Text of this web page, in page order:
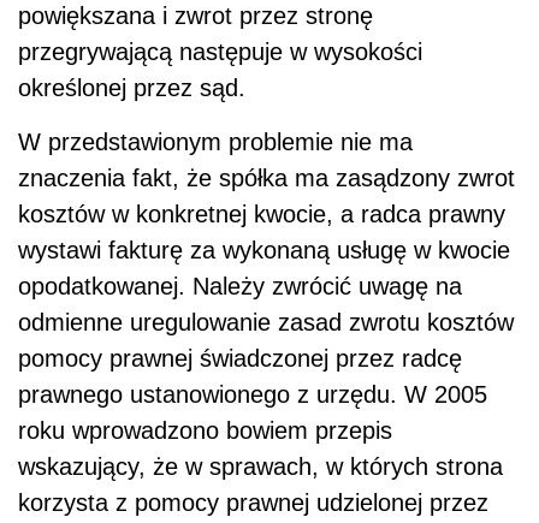
powiększana i zwrot przez stronę
przegrywającą następuje w wysokości
określonej przez sąd.
W przedstawionym problemie nie ma
znaczenia fakt, że spółka ma zasądzony zwrot
kosztów w konkretnej kwocie, a radca prawny
wystawi fakturę za wykonaną usługę w kwocie
opodatkowanej. Należy zwrócić uwagę na
odmienne uregulowanie zasad zwrotu kosztów
pomocy prawnej świadczonej przez radcę
prawnego ustanowionego z urzędu. W 2005
roku wprowadzono bowiem przepis
wskazujący, że w sprawach, w których strona
korzysta z pomocy prawnej udzielonej przez